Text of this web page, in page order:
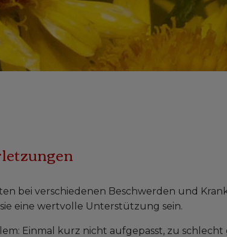
bei verschiedenen Beschwerden und
eine wertvolle Unterstützung sein.
Einmal kurz nicht aufgepasst, zu